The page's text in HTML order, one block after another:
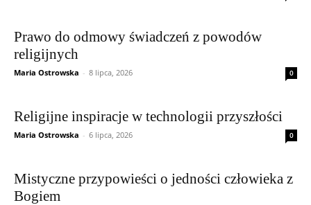
Prawo do odmowy świadczeń z powodów
religijnych
Maria Ostrowska - 8 lipca, 2026 0
Religijne inspiracje w technologii przyszłości
Maria Ostrowska - 6 lipca, 2026 0
Mistyczne przypowieści o jedności człowieka z
Bogiem